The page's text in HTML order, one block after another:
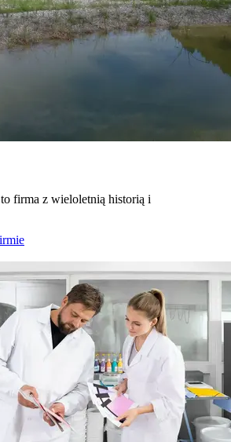
firma z wieloletnią historią i